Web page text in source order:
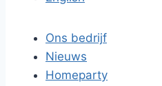
Ons bedrijf
Nieuws
Homeparty